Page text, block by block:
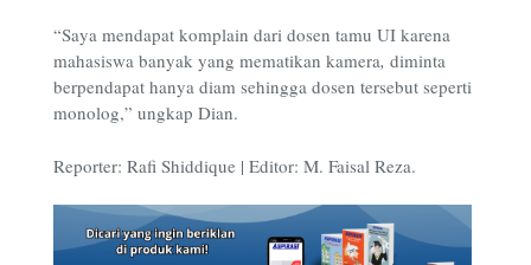
“Saya mendapat komplain dari dosen tamu UI karena
mahasiswa banyak yang mematikan kamera, diminta
berpendapat hanya diam sehingga dosen tersebut seperti
monolog,” ungkap Dian.
Reporter: Rafi Shiddique | Editor: M. Faisal Reza.